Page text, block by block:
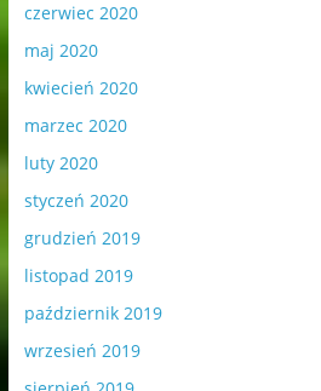
czerwiec 2020
maj 2020
kwiecień 2020
marzec 2020
luty 2020
styczeń 2020
grudzień 2019
listopad 2019
październik 2019
wrzesień 2019